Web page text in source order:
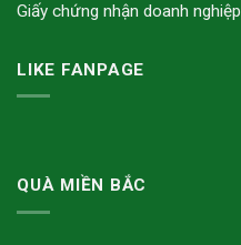
Giấy chứng nhận doanh nghiệp
LIKE FANPAGE
QUÀ MIỀN BẮC